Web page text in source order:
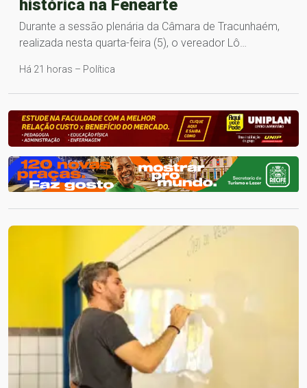
histórica na Fenearte
Durante a sessão plenária da Câmara de Tracunhaém,
realizada nesta quarta-feira (5), o vereador Lô…
Há 21 horas – Política